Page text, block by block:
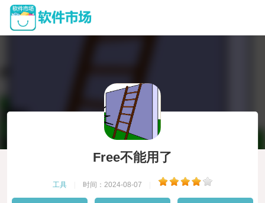
Free不能用了
工具 时间：2024-08-07